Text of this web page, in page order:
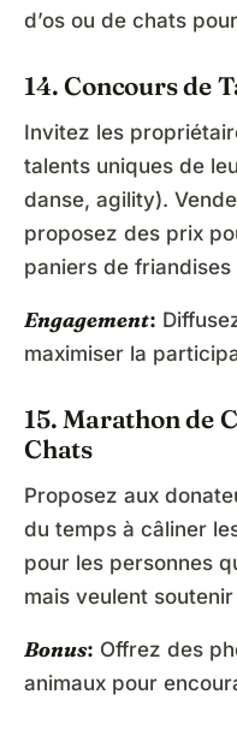
d’os ou de chats
14. Concours de
Invitez les
talents uniques de
danse, agility).
proposez des prix
paniers de
Engagement:
maximiser la
15. Marathon de
Chats
Proposez aux
du temps à câliner
pour les personnes
mais veulent
Bonus: Offrez des
animaux pour